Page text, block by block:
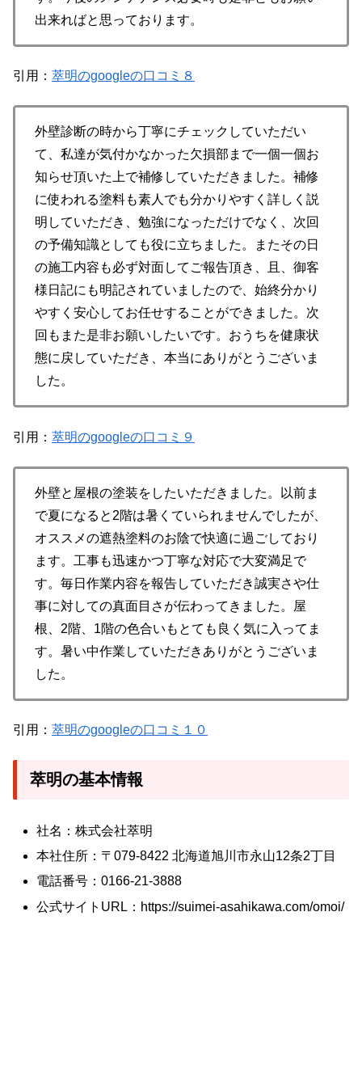
出来ればと思っております。
引用： 萃明のgoogleの口コミ８
外壁診断の時から丁寧にチェックしていただい
て、私達が気付かなかった欠損部まで一個一個お
知らせ頂いた上で補修していただきました。補修
に使われる塗料も素人でも分かりやすく詳しく説
明していただき、勉強になっただけでなく、次回
の予備知識としても役に立ちました。またその日
の施工内容も必ず対面してご報告頂き、且、御客
様日記にも明記されていましたので、始終分かり
やすく安心してお任せすることができました。次
回もまた是非お願いしたいです。おうちを健康状
態に戻していただき、本当にありがとうございま
した。
引用： 萃明のgoogleの口コミ９
外壁と屋根の塗装をしたいただきました。以前ま
で夏になると2階は暑くていられませんでしたが、
オススメの遮熱塗料のお陰で快適に過ごしており
ます。工事も迅速かつ丁寧な対応で大変満足で
す。毎日作業内容を報告していただき誠実さや仕
事に対しての真面目さが伝わってきました。屋
根、2階、1階の色合いもとても良く気に入ってま
す。暑い中作業していただきありがとうございま
した。
引用： 萃明のgoogleの口コミ１０
萃明の基本情報
社名：株式会社萃明
本社住所：〒079-8422 北海道旭川市永山12条2丁目
電話番号：0166-21-3888
公式サイトURL：https://suimei-asahikawa.com/omoi/